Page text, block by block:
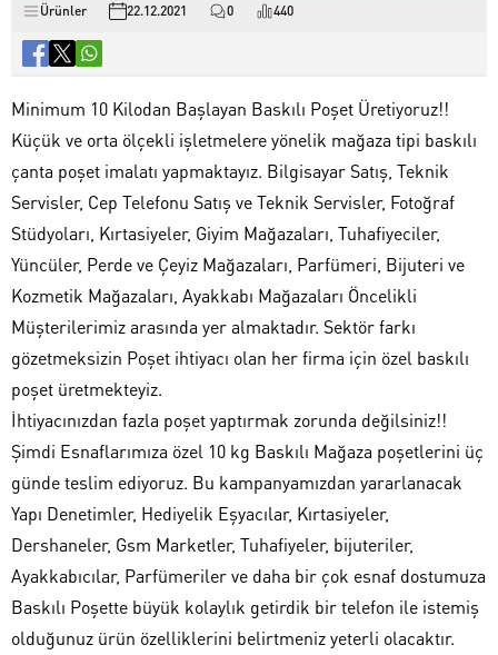
Ürünler 22.12.2021 0 440
Minimum 10 Kilodan Başlayan Baskılı Poşet Üretiyoruz!!
Küçük ve orta ölçekli işletmelere yönelik mağaza tipi baskılı
çanta poşet imalatı yapmaktayız. Bilgisayar Satış, Teknik
Servisler, Cep Telefonu Satış ve Teknik Servisler, Fotoğraf
Stüdyoları, Kırtasiyeler, Giyim Mağazaları, Tuhafiyeciler,
Yüncüler, Perde ve Çeyiz Mağazaları, Parfümeri, Bijuteri ve
Kozmetik Mağazaları, Ayakkabı Mağazaları Öncelikli
Müşterilerimiz arasında yer almaktadır. Sektör farkı
gözetmeksizin Poşet ihtiyacı olan her firma için özel baskılı
poşet üretmekteyiz.
İhtiyacınızdan fazla poşet yaptırmak zorunda değilsiniz!!
Şimdi Esnaflarımıza özel 10 kg Baskılı Mağaza poşetlerini üç
günde teslim ediyoruz. Bu kampanyamızdan yararlanacak
Yapı Denetimler, Hediyelik Eşyacılar, Kırtasiyeler,
Dershaneler, Gsm Marketler, Tuhafiyeler, bijuteriler,
Ayakkabıcılar, Parfümeriler ve daha bir çok esnaf dostumuza
Baskılı Poşette büyük kolaylık getirdik bir telefon ile istemiş
olduğunuz ürün özelliklerini belirtmeniz yeterli olacaktır.